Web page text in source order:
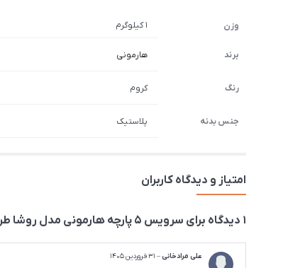
وزن 1 کیلوگرم
برند هارمونی
رنگ کروم
جنس بدنه پلاستیک
امتیاز و دیدگاه کاربران
1 دیدگاه برای سرویس 5 پارچه هارمونی مدل روشا طرح بتنی طوسی کروم
علی مرادخانی– 31 فروردین 1405